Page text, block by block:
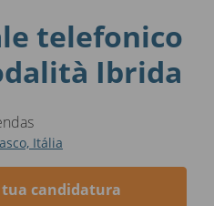
telefonico
Ibrida
Itália
tua candidatura